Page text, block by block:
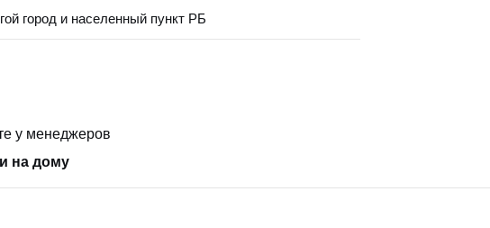
город и населенный пункт РБ
у менеджеров
на дому